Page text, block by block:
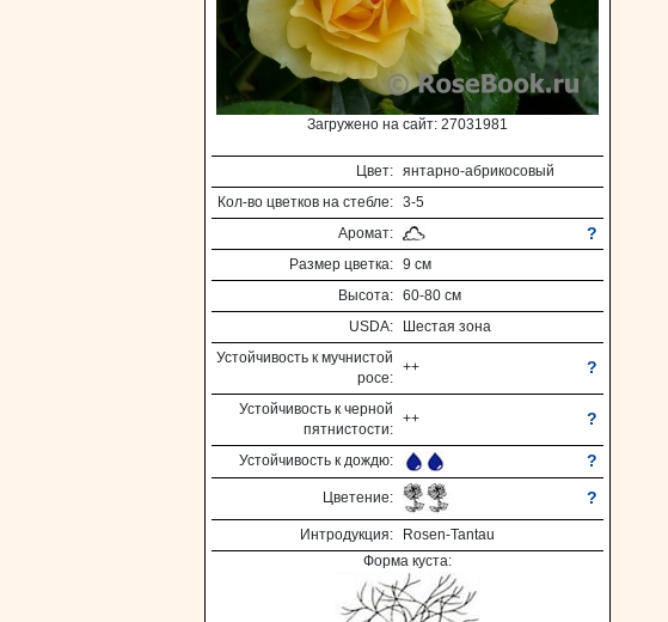
Загружено на сайт: 27031981
Цвет: янтарно-абрикосовый
Кол-во цветков на стебле: 3-5
Аромат: ?
Размер цветка: 9 см
Высота: 60-80 см
USDA: Шестая зона
Устойчивость к мучнистой
росе:
++ ?
Устойчивость к черной
пятнистости:
++ ?
Устойчивость к дождю: ?
Цветение: ?
Интродукция:
Rosen-Tantau
Форма куста: